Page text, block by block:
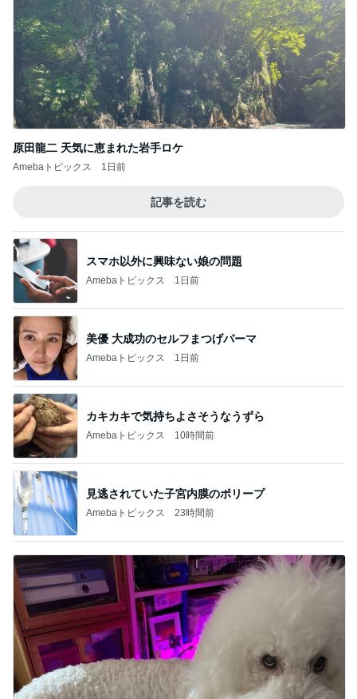
原田龍二 天気に恵まれた岩手ロケ
Amebaトピックス 1日前
記事を読む
スマホ以外に興味ない娘の問題
Amebaトピックス 1日前
美優 大成功のセルフまつげパーマ
Amebaトピックス 1日前
カキカキで気持ちよさそうなうずら
Amebaトピックス 10時間前
見逃されていた子宮内膜のポリープ
Amebaトピックス 23時間前